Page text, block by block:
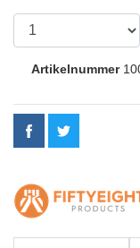
Artikelnummer